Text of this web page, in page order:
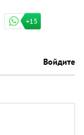
+15
Войдите